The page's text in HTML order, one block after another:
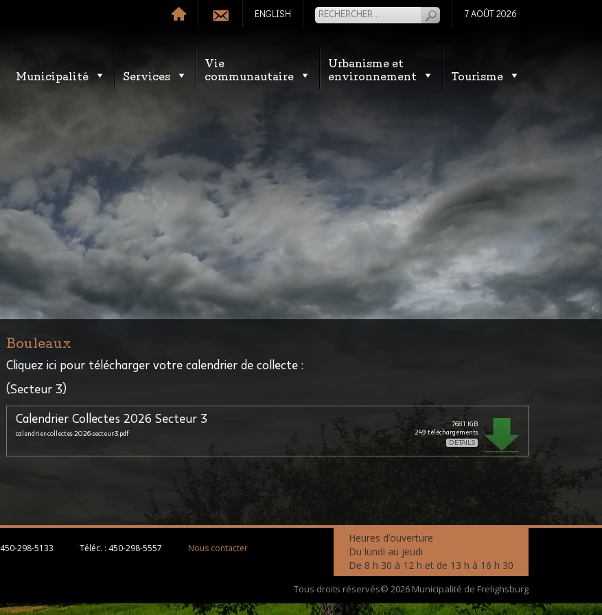
ENGLISH 7 AOÛT 2026
Municipalité Services
Vie
communautaire
Urbanisme et
environnement
Tourisme
Bouleaux
Cliquez ici pour télécharger votre calendrier de collecte :
(Secteur 3)
Calendrier Collectes 2026 Secteur 3
calendrier-collectes-2026-secteur-3.pdf
768.1 KiB
249 téléchargements
DÉTAILS
450-298-5133 Téléc. : 450-298-5557 Nous contacter
Heures d’ouverture
Du lundi au jeudi
De 8 h 30 à 12 h et de 13 h à 16 h 30
Tous droits réservés© 2026 Municipalité de Frelighsburg